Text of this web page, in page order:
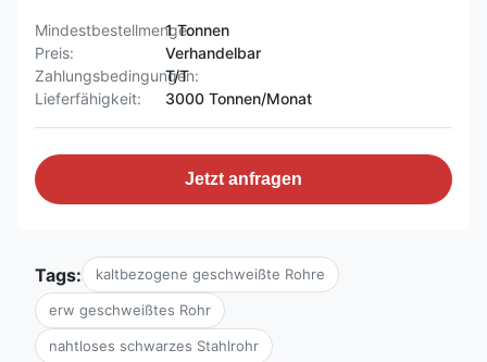
Mindestbestellmenge:1 Tonnen
Preis:
Verhandelbar
Zahlungsbedingungen:
T/T
Lieferfähigkeit:
3000 Tonnen/Monat
Jetzt anfragen
Tags: kaltbezogene geschweißte Rohre
erw geschweißtes Rohr
nahtloses schwarzes Stahlrohr